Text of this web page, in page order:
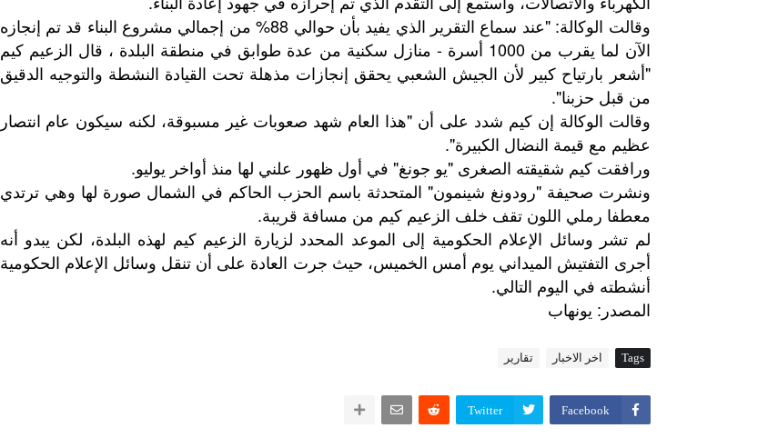
وقالت الوكالة: "عند سماع التقرير الذي يفيد بأن حوالي 88% من إجمالي مشروع البناء قد تم إنجازه
الآن لما يقرب من 1000 أسرة - منازل سكنية من عدة طوابق في منطقة البلدة ، قال الزعيم كيم
"أشعر بارتياح كبير لأن الجيش الشعبي يحقق إنجازات مذهلة تحت القيادة النشطة والتوجيه الدقيق
من قبل حزبنا".
وقالت الوكالة إن كيم شدد على أن "هذا العام شهد صعوبات غير مسبوقة، لكنه سيكون عام انتصار
عظيم مع قيمة النضال الكبيرة".
ورافقت كيم شقيقته الصغرى "يو جونغ" في أول ظهور علني لها منذ أواخر يوليو.
ونشرت صحيفة "رودونغ شينمون" المتحدثة باسم الحزب الحاكم في الشمال صورة لها وهي ترتدي
معطفا رملي اللون تقف خلف الزعيم كيم من مسافة قريبة.
لم تشر وسائل الإعلام الحكومية إلى الموعد المحدد لزيارة الزعيم كيم لهذه البلدة، لكن يبدو أنه
أجرى التفتيش الميداني يوم أمس الخميس، حيث جرت العادة على أن تنقل وسائل الإعلام الحكومية
أنشطته في اليوم التالي.
المصدر : يونهاب
Tags اخر الاخبار تقارير
Facebook
Twitter